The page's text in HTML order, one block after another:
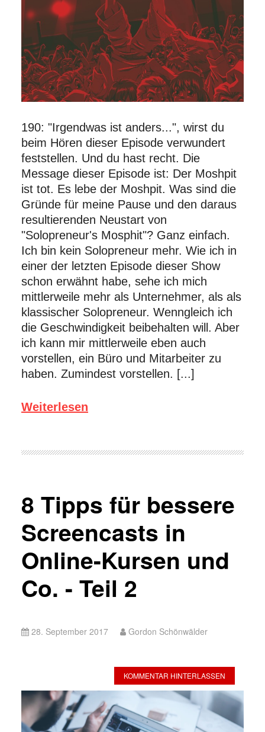
190: "Irgendwas ist anders...", wirst du
beim Hören dieser Episode verwundert
feststellen. Und du hast recht. Die
Message dieser Episode ist: Der Moshpit
ist tot. Es lebe der Moshpit. Was sind die
Gründe für meine Pause und den daraus
resultierenden Neustart von
"Solopreneur's Mosphit"? Ganz einfach.
Ich bin kein Solopreneur mehr. Wie ich in
einer der letzten Episode dieser Show
schon erwähnt habe, sehe ich mich
mittlerweile mehr als Unternehmer, als als
klassischer Solopreneur. Wenngleich ich
die Geschwindigkeit beibehalten will. Aber
ich kann mir mittlerweile eben auch
vorstellen, ein Büro und Mitarbeiter zu
haben. Zumindest vorstellen. [...]
Weiterlesen
8 Tipps für bessere
Screencasts in
Online-Kursen und
Co. - Teil 2
28. September 2017 Gordon Schönwälder
KOMMENTAR HINTERLASSEN